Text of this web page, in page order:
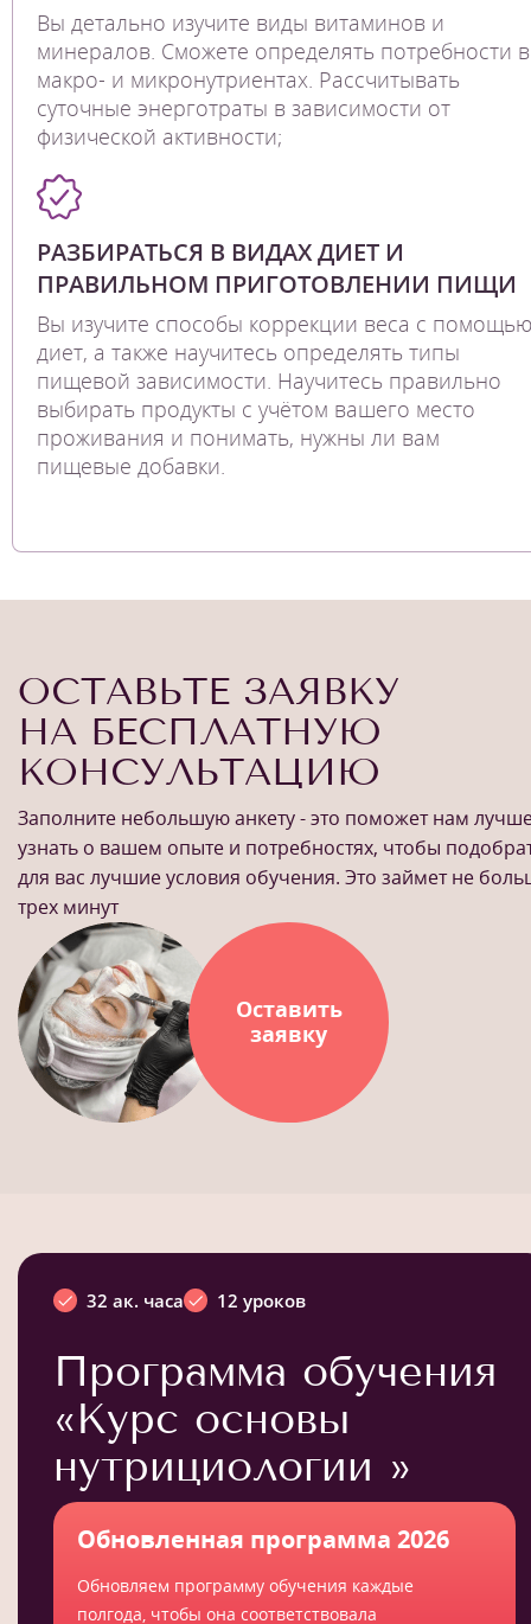
Вы детально изучите виды витаминов и
минералов. Сможете определять потребности в
макро- и микронутриентах. Рассчитывать
суточные энерготраты в зависимости от
физической активности;
РАЗБИРАТЬСЯ В ВИДАХ ДИЕТ И
ПРАВИЛЬНОМ ПРИГОТОВЛЕНИИ ПИЩИ
Вы изучите способы коррекции веса с помощью
диет, а также научитесь определять типы
пищевой зависимости. Научитесь правильно
выбирать продукты с учётом вашего место
проживания и понимать, нужны ли вам
пищевые добавки.
ОСТАВЬТЕ ЗАЯВКУ
НА БЕСПЛАТНУЮ
КОНСУЛЬТАЦИЮ
Заполните небольшую анкету - это поможет нам
узнать о вашем опыте и потребностях, чтобы
для вас лучшие условия обучения. Это займет не
трех минут
Оставить
заявку
32 ак. часа 12 уроков
Программа обучения
«Курс основы
нутрициологии »
Обновленная программа 2026
Обновляем программу обучения каждые
полгода, чтобы она соответствовала